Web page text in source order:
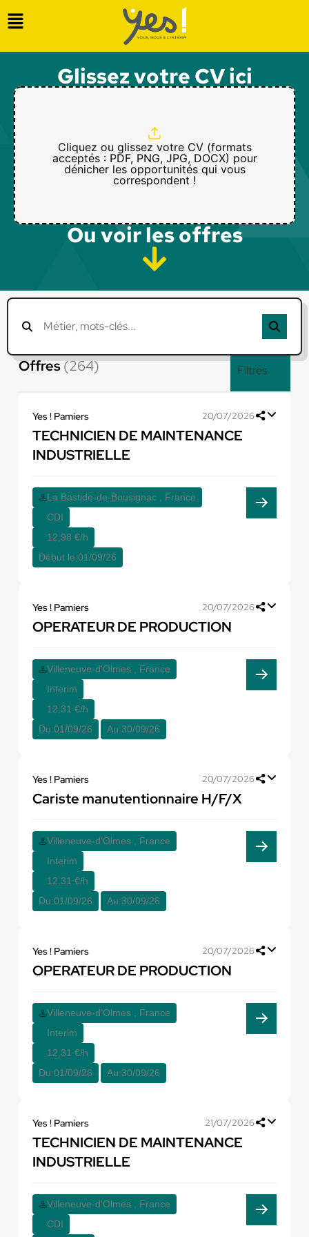
Glissez votre CV ici
Cliquez ou glissez votre CV (formats
acceptés : PDF, PNG, JPG, DOCX) pour
dénicher les opportunités qui vous
correspondent !
Ou voir les offres​
Offres(264) Filtres
Yes ! Pamiers 20/07/2026
TECHNICIEN DE MAINTENANCE
INDUSTRIELLE
La Bastide-de-Bousignac , France
CDI
12,98 €/h
Début le:01/09/26
Yes ! Pamiers 20/07/2026
OPERATEUR DE PRODUCTION
Villeneuve-d'Olmes , France
Interim
12,31 €/h
Du:01/09/26 Au:30/09/26
Yes ! Pamiers 20/07/2026
Cariste manutentionnaire H/F/X
Villeneuve-d'Olmes , France
Interim
12,31 €/h
Du:01/09/26 Au:30/09/26
Yes ! Pamiers 20/07/2026
OPERATEUR DE PRODUCTION
Villeneuve-d'Olmes , France
Interim
12,31 €/h
Du:01/09/26 Au:30/09/26
Yes ! Pamiers 21/07/2026
TECHNICIEN DE MAINTENANCE
INDUSTRIELLE
Villeneuve-d'Olmes , France
CDI